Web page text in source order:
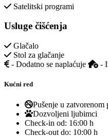
Satelitski programi
Usluge čišćenja
Glačalo
Stol za glačanje
- Dodatno se naplaćuje
-
Kućni red
Pušenje u zatvorenom
Dozvoljeni ljubimci
Check-in od: 16:00 h
Check-out do: 10:00 h